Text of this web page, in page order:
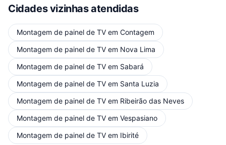
Cidades vizinhas atendidas
Montagem de painel de TV em Contagem
Montagem de painel de TV em Nova Lima
Montagem de painel de TV em Sabará
Montagem de painel de TV em Santa Luzia
Montagem de painel de TV em Ribeirão das Neves
Montagem de painel de TV em Vespasiano
Montagem de painel de TV em Ibirité